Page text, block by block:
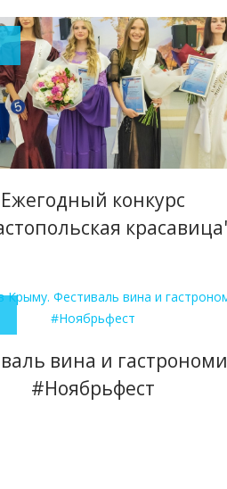
Ежегодный конкурс
вина и
#Ноябрьфест